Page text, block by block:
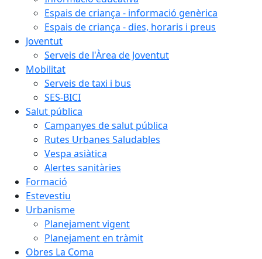
Espais de criança - informació genèrica
Espais de criança - dies, horaris i preus
Joventut
Serveis de l'Àrea de Joventut
Mobilitat
Serveis de taxi i bus
SES-BICI
Salut pública
Campanyes de salut pública
Rutes Urbanes Saludables
Vespa asiàtica
Alertes sanitàries
Formació
Estevestiu
Urbanisme
Planejament vigent
Planejament en tràmit
Obres La Coma